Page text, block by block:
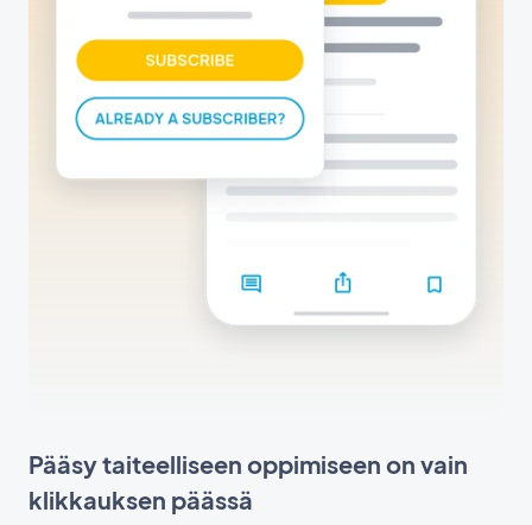
Pääsy taiteelliseen oppimiseen on vain
klikkauksen päässä